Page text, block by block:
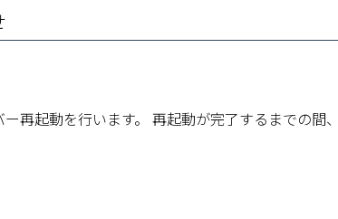
再起動を行います。 再起動が完了するまでの